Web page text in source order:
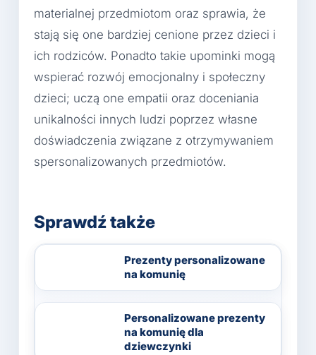
materialnej przedmiotom oraz sprawia, że
stają się one bardziej cenione przez dzieci i
ich rodziców. Ponadto takie upominki mogą
wspierać rozwój emocjonalny i społeczny
dzieci; uczą one empatii oraz doceniania
unikalności innych ludzi poprzez własne
doświadczenia związane z otrzymywaniem
spersonalizowanych przedmiotów.
Sprawdź także
Prezenty personalizowane
na komunię
Personalizowane prezenty
na komunię dla
dziewczynki